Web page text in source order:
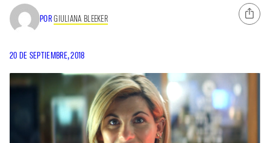
PORGIULIANA BLEEKER
20 DE SEPTIEMBRE, 2018